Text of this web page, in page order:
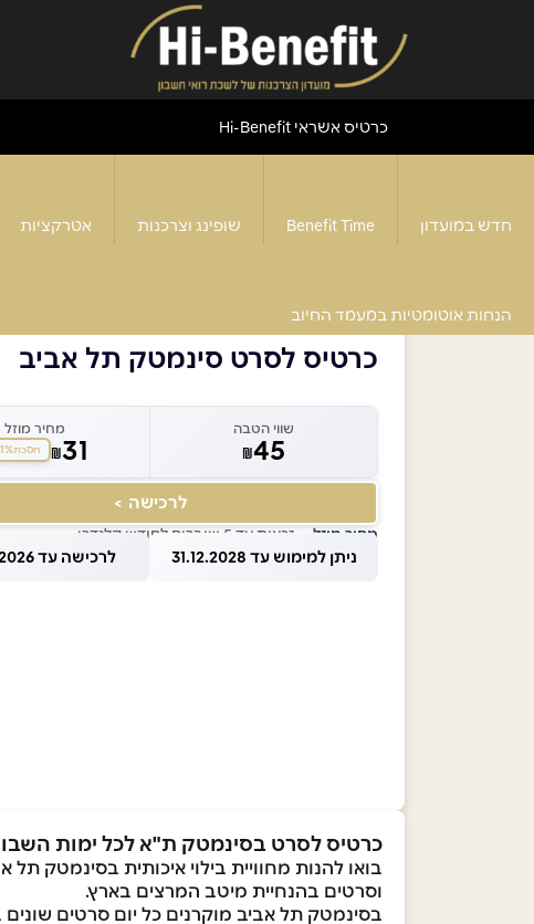
כרטיס אשראי Hi-Benefit
חדש במועדון Benefit Time שופינג וצרכנות אטרקציות
הנחות אוטומטיות במעמד החיוב
כרטיס לסרט סינמטק תל אביב
שווי הטבה
₪45
מחיר מוזל
₪31 חסכת
לרכישה >
מחיר מוזל — זכאות עד 5 שוברים לחודש קלנדרי
ניתן למימוש עד 31.12.2028 לרכישה עד 31.08.2026
כרטיס לסרט בסינמטק ת"א לכל ימות
בואו להנות מחוויית בילוי איכותית
וסרטים בהנחיית מיטב המרצים בארץ.